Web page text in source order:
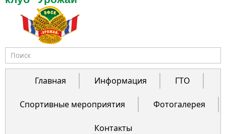
Форма поиска
Главная
Информация ГТО
Спортивные мероприятия Фотогалерея
Контакты